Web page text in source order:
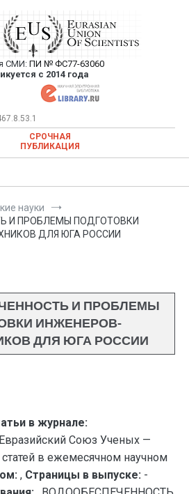
Союз Ученых —
научных статей в
научном журнале
СМИ: ПИ № ФС77-63060
с 2014 года
— публикация научных статей в
научном журнале
СРОЧНАЯ
ПУБЛИКАЦИЯ
науки
И ПРОБЛЕМЫ ПОДГОТОВКИ
ДЛЯ ЮГА РОССИИ
И ПРОБЛЕМЫ
ИНЖЕНЕРОВ-
ДЛЯ ЮГА РОССИИ
в журнале:
Евразийский Союз Ученых —
в ежемесячном научном
, Страницы в выпуске: -